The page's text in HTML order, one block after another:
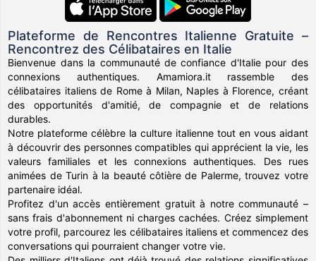
Plateforme de Rencontres Italienne Gratuite –
Rencontrez des Célibataires en Italie
Bienvenue dans la communauté de confiance d'Italie pour des
connexions authentiques. Amamiora.it rassemble des
célibataires italiens de Rome à Milan, Naples à Florence, créant
des opportunités d'amitié, de compagnie et de relations
durables.
Notre plateforme célèbre la culture italienne tout en vous aidant
à découvrir des personnes compatibles qui apprécient la vie, les
valeurs familiales et les connexions authentiques. Des rues
animées de Turin à la beauté côtière de Palerme, trouvez votre
partenaire idéal.
Profitez d'un accès entièrement gratuit à notre communauté –
sans frais d'abonnement ni charges cachées. Créez simplement
votre profil, parcourez les célibataires italiens et commencez des
conversations qui pourraient changer votre vie.